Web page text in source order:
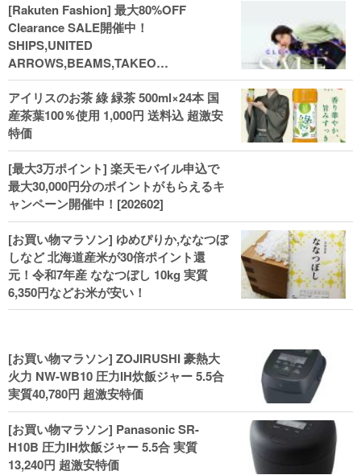
[Rakuten Fashion] 最大80%OFF
Clearance SALE開催中！
SHIPS,UNITED
ARROWS,BEAMS,TAKEO
KIKUCHI,COACH,MICHAEL KORSなど
(202602)
アイリスのお茶 綠 緑茶 500ml×24本 国
産茶葉100％使用 1,000円 送料込 超激安
特価
[最大3万ポイント] 楽天モバイル申込で
最大30,000円分のポイントがもらえるキ
ャンペーン開催中！[202602]
[お買い物マラソン] ゆめぴりか,ななつぼ
しなど 北海道産米が30倍ポイント還
元！令和7年産 ななつぼし 10kg 実質
6,350円などお米が安い！
[お買い物マラソン] ZOJIRUSHI 豪熱大
火力 NW-WB10 圧力IH炊飯ジャー 5.5合
実質40,780円 超激安特価
[お買い物マラソン] Panasonic SR-
H10B 圧力IH炊飯ジャー 5.5合 実質
13,240円 超激安特価